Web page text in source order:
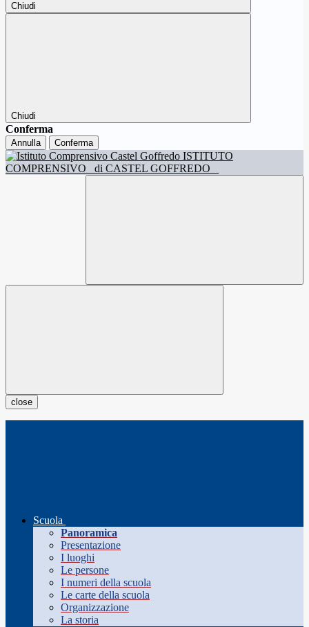
Chiudi
Chiudi
Conferma
Annulla Conferma
ISTITUTO
COMPRENSIVO
di CASTEL GOFFREDO
close
Scuola
Panoramica
Presentazione
I luoghi
Le persone
I numeri della scuola
Le carte della scuola
Organizzazione
La storia